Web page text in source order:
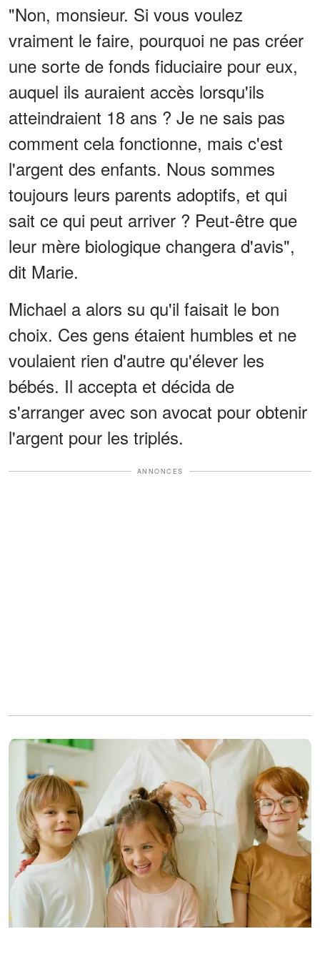
"Non, monsieur. Si vous voulez
vraiment le faire, pourquoi ne pas créer
une sorte de fonds fiduciaire pour eux,
auquel ils auraient accès lorsqu'ils
atteindraient 18 ans ? Je ne sais pas
comment cela fonctionne, mais c'est
l'argent des enfants. Nous sommes
toujours leurs parents adoptifs, et qui
sait ce qui peut arriver ? Peut-être que
leur mère biologique changera d'avis",
dit Marie.
Michael a alors su qu'il faisait le bon
choix. Ces gens étaient humbles et ne
voulaient rien d'autre qu'élever les
bébés. Il accepta et décida de
s'arranger avec son avocat pour obtenir
l'argent pour les triplés.
ANNONCES